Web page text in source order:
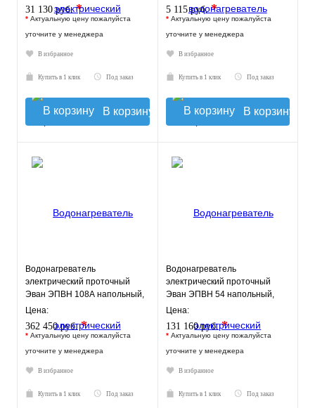
31 130 руб.*
* Актуальную цену пожалуйста
уточните у менеджера
В избранное
Купить в 1 клик Под заказ
В корзину
5 115 руб.*
* Актуальную цену пожалуйста
уточните у менеджера
В избранное
Купить в 1 клик Под заказ
В корзину
Водонагреватель
электрический проточный
Эван ЭПВН 108А напольный,
ТЭН 108 кВт.
Цена:
362 450 руб.*
* Актуальную цену пожалуйста
уточните у менеджера
В избранное
Купить в 1 клик Под заказ
Водонагреватель
электрический проточный
Эван ЭПВН 54 напольный,
ТЭН 54 кВт.
Цена:
131 160 руб.*
* Актуальную цену пожалуйста
уточните у менеджера
В избранное
Купить в 1 клик Под заказ